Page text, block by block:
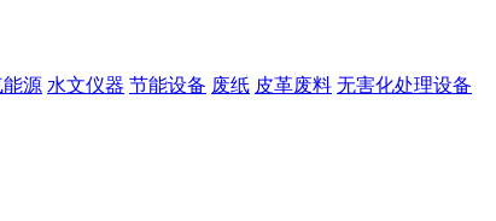
能源 水文仪器 节能设备 废纸 皮革废料 无害化处理设备